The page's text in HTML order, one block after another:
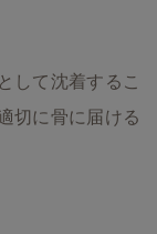
して沈着するこ
切に骨に届ける